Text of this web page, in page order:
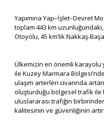
Yapımına Yap–İşlet–Devret
toplam 443 km
Otoyolu, 45 km’lik Nakkaş-
Ülkemizin en önemli karayolu
ile Kuzey Marmara
ulaşım arterleri civarında
oluşturduğu bölgesel trafik ile
uluslararası trafiğin
kalitesinin ve güvenliğinin